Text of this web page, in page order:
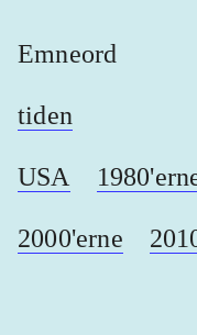
Emneord
tiden
USA
2000'erne